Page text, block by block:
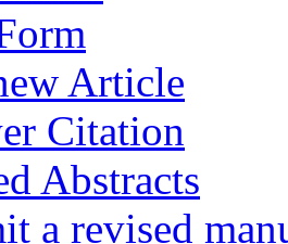
Article
Citation
Abstracts
a revised